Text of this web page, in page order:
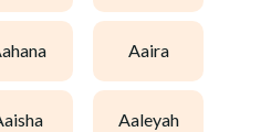
aahana aaira
aaisha aaleyah